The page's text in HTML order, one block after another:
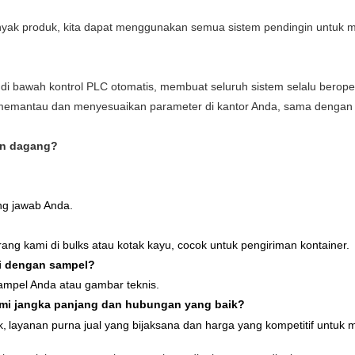
produk, kita dapat menggunakan semua sistem pendingin untuk
bawah kontrol PLC otomatis, membuat seluruh sistem selalu
dan menyesuaikan parameter di kantor Anda, sama
dagang?
jawab Anda.
kami di bulks atau kotak kayu, cocok untuk pengiriman kontainer.
dengan sampel?
Anda atau gambar teknis.
jangka panjang dan hubungan yang baik?
layanan purna jual yang bijaksana dan harga yang kompetitif untuk